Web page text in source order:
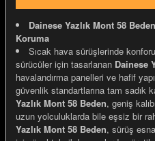
Dainese Yazlık Mont 58
Koruma
Sıcak hava sürüşlerinde
sürücüler için tasarlanan Dainese
havalandırma panelleri ve hafif
güvenlik standartlarına tam sadık
Yazlık Mont 58 Beden, geniş
uzun yolculuklarda bile eşsiz bir
Yazlık Mont 58 Beden, sürüş